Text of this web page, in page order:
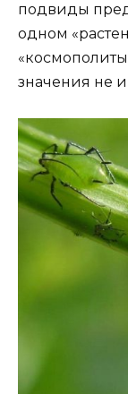
подвиды
одном
значения не